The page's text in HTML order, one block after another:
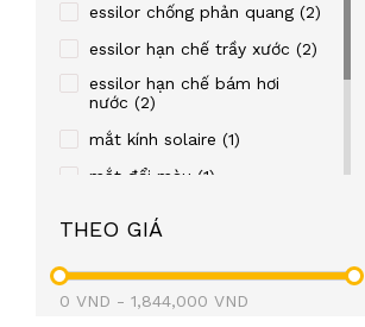
essilor chống phản quang (2)
essilor hạn chế trầy xước (2)
essilor hạn chế bám hơi
nước (2)
mắt kính solaire (1)
mắt đổi màu (1)
hoya hạn chế trầy xước
THEO GIÁ
0 VND - 1,844,000 VND